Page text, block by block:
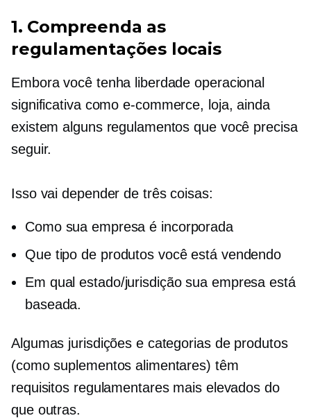
1. Compreenda as
regulamentações locais
Embora você tenha liberdade operacional
significativa comoe-commerce, loja, ainda
existem alguns regulamentos que você precisa
seguir.
Isso vai depender de três coisas:
Como sua empresa é incorporada
Que tipo de produtos você está vendendo
Em qual estado/jurisdição sua empresa está
baseada.
Algumas jurisdições e categorias de produtos
(como suplementos alimentares) têm
requisitos regulamentares mais elevados do
que outras.